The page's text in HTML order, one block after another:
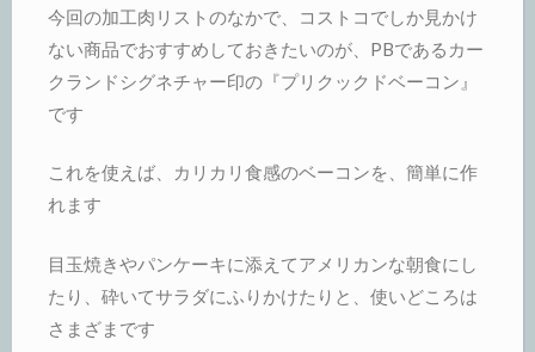
今回の加工肉リストのなかで、コストコでしか見かけ
ない商品でおすすめしておきたいのが、PBであるカー
クランドシグネチャー印の『プリクックドベーコン』
です
これを使えば、カリカリ食感のベーコンを、簡単に作
れます
目玉焼きやパンケーキに添えてアメリカンな朝食にし
たり、砕いてサラダにふりかけたりと、使いどころは
さまざまです